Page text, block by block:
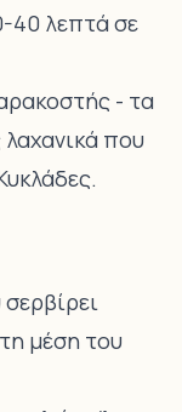
40 λεπτά σε
- τα
λαχανικά που
μέση του